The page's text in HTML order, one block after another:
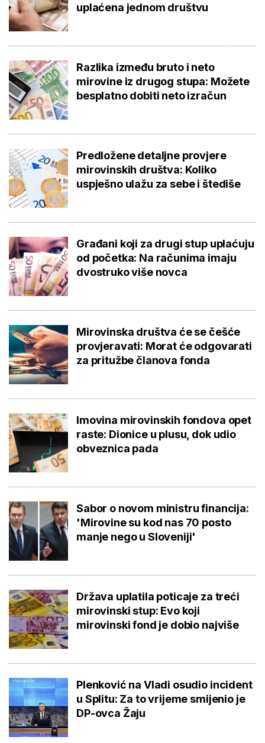
uplaćena jednom društvu
Razlika između bruto i neto
mirovine iz drugog stupa: Možete
besplatno dobiti neto izračun
Predložene detaljne provjere
mirovinskih društva: Koliko
uspješno ulažu za sebe i štediše
Građani koji za drugi stup uplaćuju
od početka: Na računima imaju
dvostruko više novca
Mirovinska društva će se češće
provjeravati: Morat će odgovarati
za pritužbe članova fonda
Imovina mirovinskih fondova opet
raste: Dionice u plusu, dok udio
obveznica pada
Sabor o novom ministru financija:
'Mirovine su kod nas 70 posto
manje nego u Sloveniji'
Država uplatila poticaje za treći
mirovinski stup: Evo koji
mirovinski fond je dobio najviše
Plenković na Vladi osudio incident
u Splitu: Za to vrijeme smijenio je
DP-ovca Žaju